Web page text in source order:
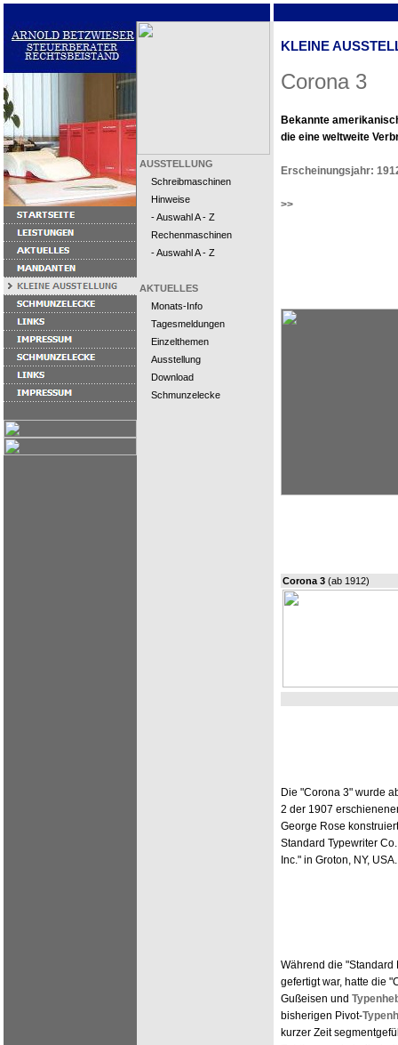
AUSSTELLUNG
Schreibmaschinen
Hinweise
- Auswahl A - Z
Rechenmaschinen
- Auswahl A - Z
AKTUELLES
Monats-Info
Tagesmeldungen
Einzelthemen
Ausstellung
Download
Schmunzelecke
KLEINE
Corona 3
Bekannte
die eine weltweite
Erscheinungsjahr:
>>
Corona 3 (ab 1912)
Die "Corona 3" wurde
2 der 1907
George Rose
Standard Typewriter
Inc." in Groton, NY, USA.
Während die "Standard
gefertigt war, hatte die
Gußeisen und
bisherigen Pivot-
kurzer Zeit